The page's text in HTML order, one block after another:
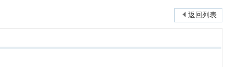
返回列表